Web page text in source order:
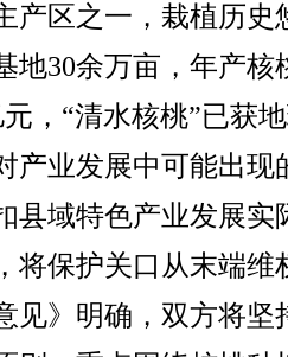
产区之一，栽植历史
地30余万亩，年产核
，“清水核桃”已获
产业发展中可能出现
县域特色产业发展实
将保护关口从末端维
见》明确，双方将坚